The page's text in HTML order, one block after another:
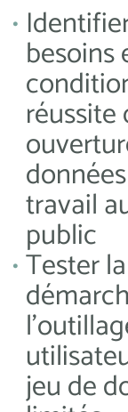
besoins
réussite
travail
public
Tester la
jeu de